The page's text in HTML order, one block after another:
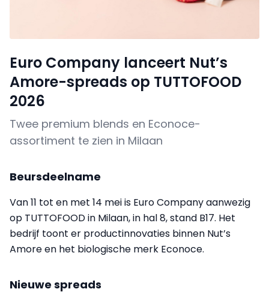
Euro Company lanceert Nut’s
Amore-spreads op TUTTOFOOD
2026
Twee premium blends en Econoce-
assortiment te zien in Milaan
Beursdeelname
Van 11 tot en met 14 mei is Euro Company aanwezig
op TUTTOFOOD in Milaan, in hal 8, stand B17. Het
bedrijf toont er productinnovaties binnen Nut’s
Amore en het biologische merk Econoce.
Nieuwe spreads